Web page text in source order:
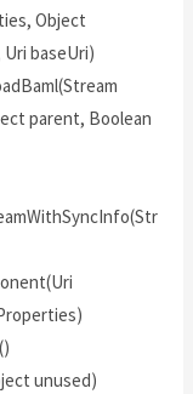
Object
baseUri)
parent, Boolean
unused)